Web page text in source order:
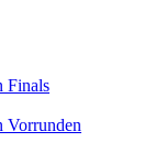
Finals
Vorrunden